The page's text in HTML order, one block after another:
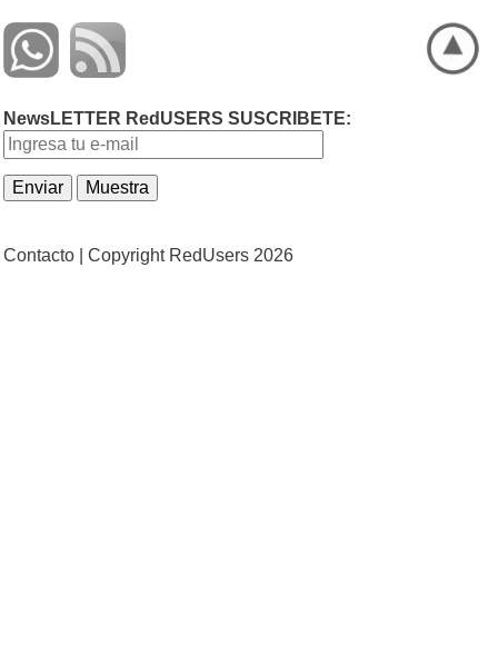
NewsLETTER RedUSERS SUSCRIBETE:
Contacto | Copyright RedUsers 2026